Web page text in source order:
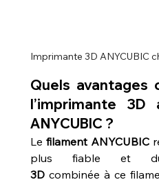
Imprimante 3D ANYCUBIC
Quels avantages
l’imprimante
ANYCUBIC ?
Le filament ANYCUBIC
plus fiable et
3D combinée à ce